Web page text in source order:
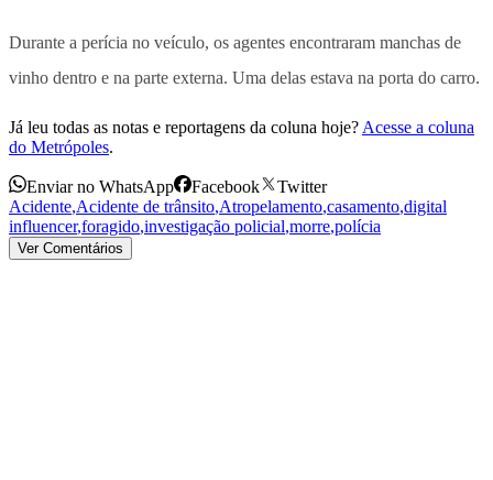
Durante a perícia no veículo, os agentes encontraram manchas de
vinho dentro e na parte externa. Uma delas estava na porta do carro.
Já leu todas as notas e reportagens da coluna hoje? Acesse a coluna
do Metrópoles.
Enviar no WhatsApp Facebook
Twitter
Acidente,Acidente de trânsito,Atropelamento,casamento,digital
influencer,foragido,investigação policial,morre,polícia
Ver Comentários